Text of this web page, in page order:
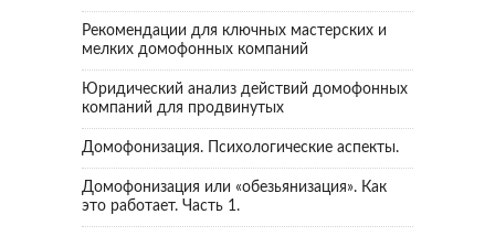
Рекомендации для ключных мастерских и
мелких домофонных компаний
Юридический анализ действий домофонных
компаний для продвинутых
Домофонизация. Психологические аспекты.
Домофонизация или «обезьянизация». Как
это работает. Часть 1.